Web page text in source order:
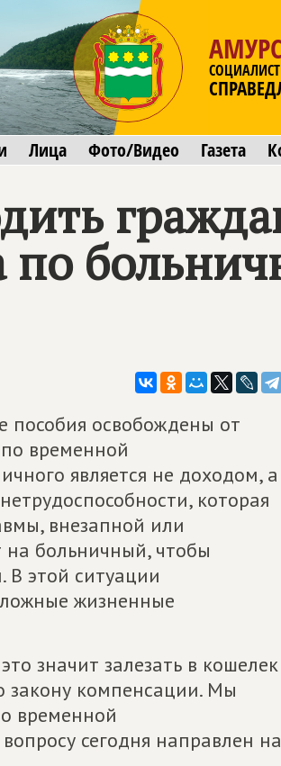
Лица Фото/Видео Газета
по
пособия освобождены от
временной
является не доходом, а
которая
внезапной или
на больничный, чтобы
В этой ситуации
жизненные
значит залезать в кошелек
компенсации. Мы
временной
сегодня направлен на